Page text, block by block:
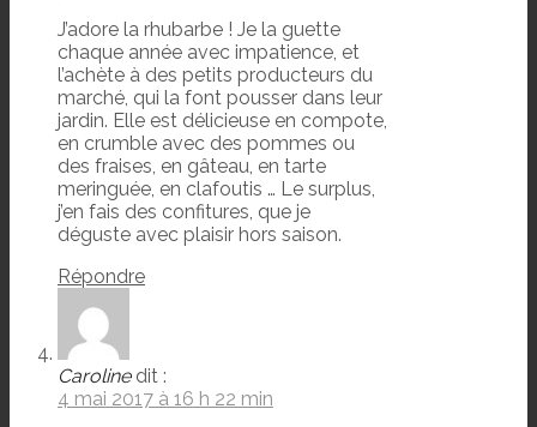
J’adore la rhubarbe ! Je la guette
chaque année avec impatience, et
l’achète à des petits producteurs du
marché, qui la font pousser dans leur
jardin. Elle est délicieuse en compote,
en crumble avec des pommes ou
des fraises, en gâteau, en tarte
meringuée, en clafoutis … Le surplus,
j’en fais des confitures, que je
déguste avec plaisir hors saison.
Répondre
Caroline dit :
4 mai 2017 à 16 h 22 min